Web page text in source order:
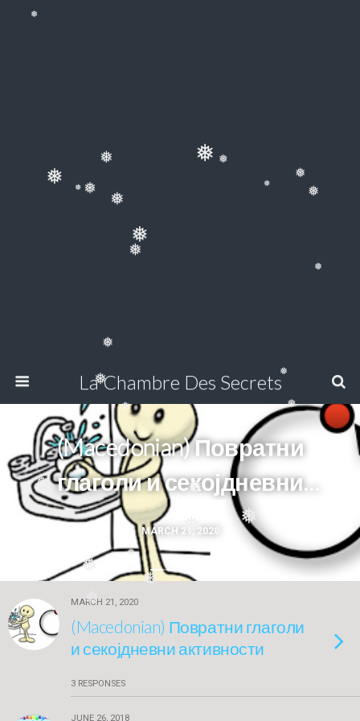
❅
❅
❅ ❅
❅
❅
❅
❅
❅
❅ ❅
❅
❅
❅
❅
❅
❅
❅
❅
❅
❅
❅
❅
❅
❅
❅
❅
La Chambre Des Secrets
MARCH 21, 2020
(Macedonian) Повратни
глаголи и секојдневни
активности
MARCH 21, 2020
(Macedonian) Повратни глаголи
и секојдневни активности
3 RESPONSES
JUNE 26, 2018